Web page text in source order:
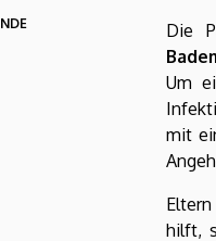
Die
Um
mit
hilft,